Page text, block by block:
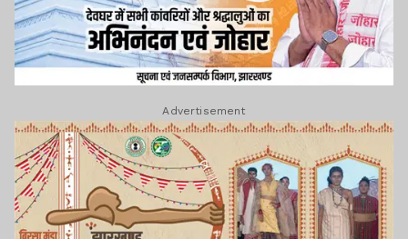
Advertisement